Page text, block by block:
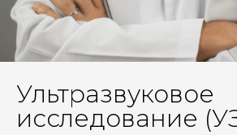
Ультразвуковое
исследование